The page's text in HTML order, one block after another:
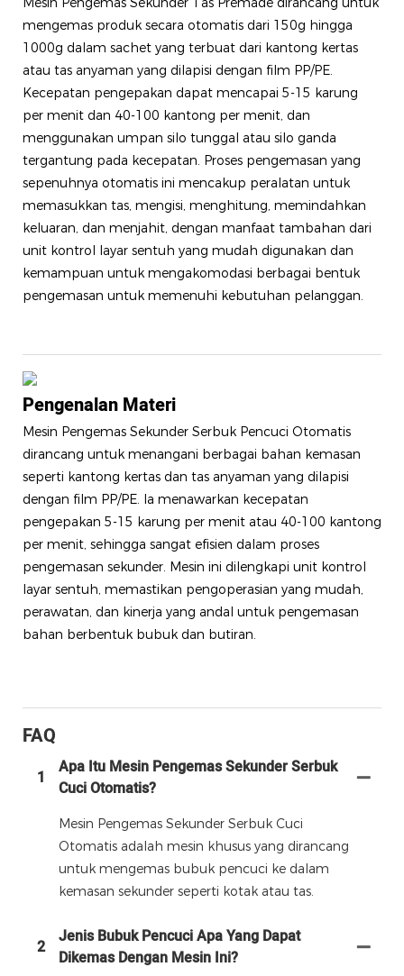
mengemas produk secara otomatis dari 150g hingga
1000g dalam sachet yang terbuat dari kantong kertas
atau tas anyaman yang dilapisi dengan film PP/PE.
Kecepatan pengepakan dapat mencapai 5-15 karung
per menit dan 40-100 kantong per menit, dan
menggunakan umpan silo tunggal atau silo ganda
tergantung pada kecepatan. Proses pengemasan yang
sepenuhnya otomatis ini mencakup peralatan untuk
memasukkan tas, mengisi, menghitung, memindahkan
keluaran, dan menjahit, dengan manfaat tambahan dari
unit kontrol layar sentuh yang mudah digunakan dan
kemampuan untuk mengakomodasi berbagai bentuk
pengemasan untuk memenuhi kebutuhan pelanggan.
Pengenalan Materi
Mesin Pengemas Sekunder Serbuk Pencuci Otomatis
dirancang untuk menangani berbagai bahan kemasan
seperti kantong kertas dan tas anyaman yang dilapisi
dengan film PP/PE. Ia menawarkan kecepatan
pengepakan 5-15 karung per menit atau 40-100 kantong
per menit, sehingga sangat efisien dalam proses
pengemasan sekunder. Mesin ini dilengkapi unit kontrol
layar sentuh, memastikan pengoperasian yang mudah,
perawatan, dan kinerja yang andal untuk pengemasan
bahan berbentuk bubuk dan butiran.
FAQ
1
Apa Itu Mesin Pengemas Sekunder Serbuk
Cuci Otomatis?
Mesin Pengemas Sekunder Serbuk Cuci
Otomatis adalah mesin khusus yang dirancang
untuk mengemas bubuk pencuci ke dalam
kemasan sekunder seperti kotak atau tas.
2
Jenis Bubuk Pencuci Apa Yang Dapat
Dikemas Dengan Mesin Ini?